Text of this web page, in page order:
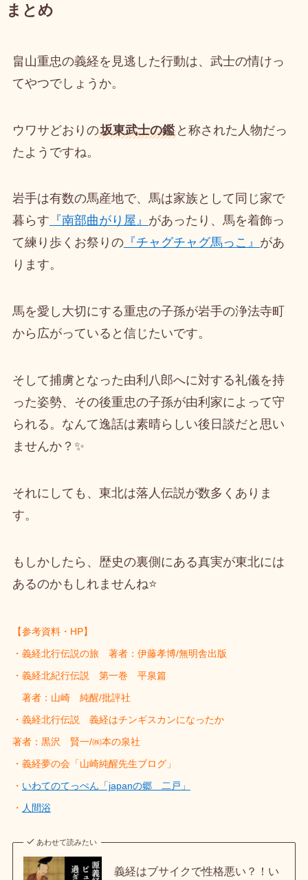
まとめ
畠山重忠の義経を見逃した行動は、武士の情けっ
てやつでしょうか。
ウワサどおりの坂東武士の鑑と称された人物だっ
たようですね。
岩手は有数の馬産地で、馬は家族として同じ家で
暮らす 『南部曲がり屋』 があったり、馬を着飾っ
て練り歩くお祭りの『チャグチャグ馬っこ』 があ
ります。
馬を愛し大切にする重忠の子孫が岩手の浄法寺町
から広がっていると信じたいです。
そして捕虜となった由利八郎へに対する礼儀を持
った姿勢、その後重忠の子孫が由利家によって守
られる。なんて逸話は素晴らしい後日談だと思い
ませんか？✨
それにしても、東北は落人伝説が数多くありま
す。
もしかしたら、歴史の裏側にある真実が東北には
あるのかもしれませんね⭐
【参考資料・HP】
・義経北行伝説の旅 著者：伊藤孝博/無明舎出版
・義経北紀行伝説 第一巻 平泉篇
著者：山崎 純醒/批評社
・義経北行伝説 義経はチンギスカンになったか
著者：黒沢 賢一/㈱本の泉社
・義経夢の会「山崎純醒先生ブログ」
・ いわてのてっぺん「japanの郷 二戸」
・ 人間浴
あわせて読みたい
義経はブサイクで性格悪い？！い